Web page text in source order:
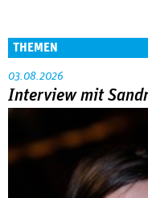
THEMEN
03.08.2026
Interview mit